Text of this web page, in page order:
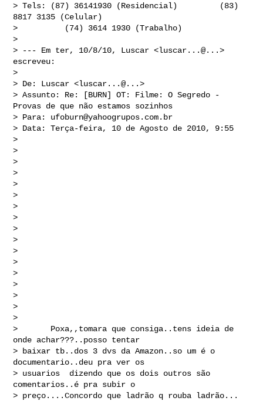
> Tels: (87) 36141930 (Residencial)         (83)
8817 3135 (Celular)
>          (74) 3614 1930 (Trabalho)
>
> --- Em ter, 10/8/10, Luscar <luscar...@...>
escreveu:
>
> De: Luscar <luscar...@...>
> Assunto: Re: [BURN] OT: Filme: O Segredo -
Provas de que não estamos sozinhos
> Para: ufoburn@yahoogrupos.com.br
> Data: Terça-feira, 10 de Agosto de 2010, 9:55
>
>
>
>
>
>
>
>
>
>
>
>
>
>
>
>
>
>       Poxa,,tomara que consiga..tens ideia de
onde achar???..posso tentar
> baixar tb..dos 3 dvs da Amazon..so um é o
documentario..deu pra ver os
> usuarios  dizendo que os dois outros são
comentarios..é pra subir o
> preço....Concordo que ladrão q rouba ladrão...